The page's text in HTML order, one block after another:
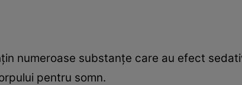
numeroase substanţe care au efect
pentru somn.